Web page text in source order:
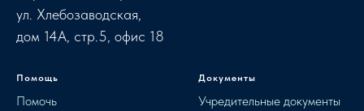
ул. Хлебозаводская,
дом 14А, стр.5, офис 18
Помощь
Помочь
Документы
Учредительные документы